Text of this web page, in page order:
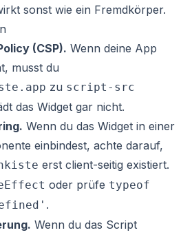
sonst wie ein Fremdkörper.
(CSP). Wenn deine App
musst du
zu script-src
das Widget gar nicht.
Wenn du das Widget in einer
einbindest, achte darauf,
erst client-seitig existiert.
oder prüfe typeof
.
Wenn du das Script